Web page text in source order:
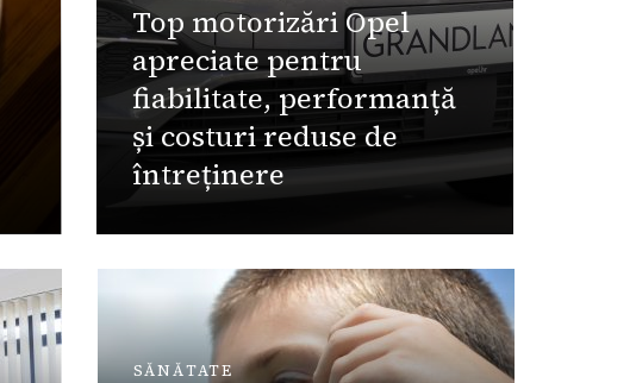
Top motorizări Opel
apreciate pentru
fiabilitate, performanță
și costuri reduse de
întreținere
SĂNĂTATE